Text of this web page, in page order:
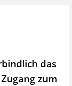
das
zum